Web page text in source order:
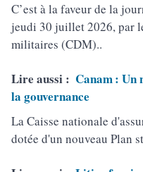
C’est à la faveur de la
jeudi 30 juillet 2026, par
militaires (CDM)..
Lire aussi : Canam : Un
la gouvernance
La Caisse nationale
dotée d'un nouveau Plan